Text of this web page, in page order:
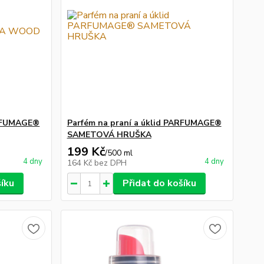
4 dny
Parfém na praní a úklid PARFUMAGE®
SAMETOVÁ HRUŠKA
199 Kč/500 ml
164 Kč bez DPH 4 dny
Přidat do košíku